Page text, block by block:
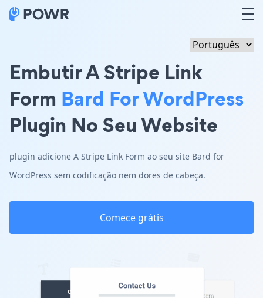
Embutir A Stripe Link
Form Bard For WordPress
Plugin No Seu Website
plugin adicione A Stripe Link Form ao seu site Bard for
WordPress sem codificação nem dores de cabeça.
Comece grátis